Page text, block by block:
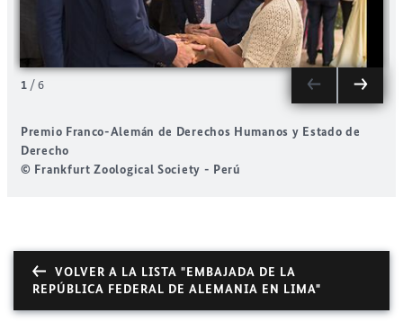
Premio Franco-Alemán de Derechos Humanos y Estado de
Derecho
© Frankfurt Zoological Society - Perú
1 /6
VOLVER A LA LISTA "EMBAJADA DE LA
REPÚBLICA FEDERAL DE ALEMANIA EN LIMA"